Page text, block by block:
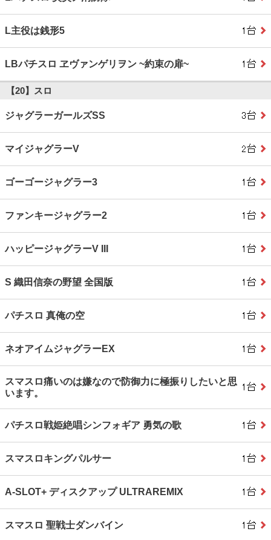
L主役は銭形5
LBパチスロ ヱヴァンゲリヲン ~約束の扉~
【20】スロ
ジャグラーガールズSS
マイジャグラーV
ゴーゴージャグラー3
ファンキージャグラー2
ハッピージャグラーV III
S 織田信奈の野望 全国版
パチスロ 真俺の空
ネオアイムジャグラーEX
スマスロ痛いのは嫌なので防御力に極振りしたいと思
います。
パチスロ戦姫絶唱シンフォギア 勇気の歌
スマスロキングパルサー
A‐SLOT+ ディスクアップ ULTRAREMIX
スマスロ 聖戦士ダンバイン